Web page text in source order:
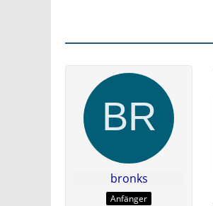
bronks
Anfänger